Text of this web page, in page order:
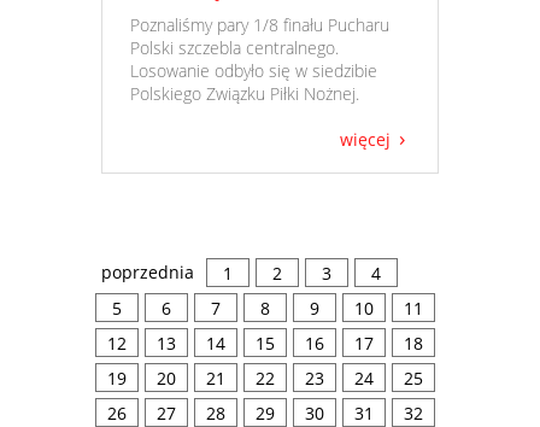
​ Poznaliśmy pary 1/8 finału Pucharu
Polski szczebla centralnego.
Losowanie odbyło się w siedzibie
Polskiego Związku Piłki Nożnej.
więcej
poprzednia 1 2 3
4
5
6 7 8 9 10
11
12
13 14 15 16 17
18
19
20 21 22 23 24
25
26
27 28 29 30 31
32